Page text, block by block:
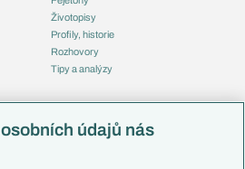
Životopisy
Profily, historie
Rozhovory
Tipy a analýzy
Českoúdajů nás